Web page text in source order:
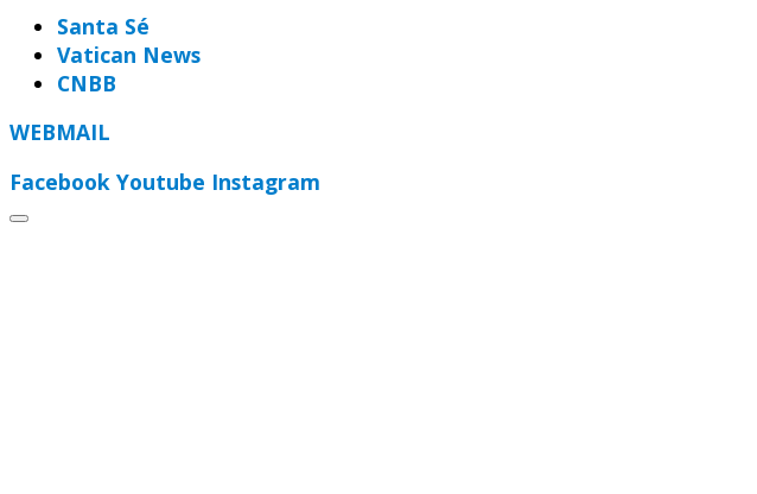
Santa Sé
Vatican News
CNBB
WEBMAIL
Facebook Youtube Instagram